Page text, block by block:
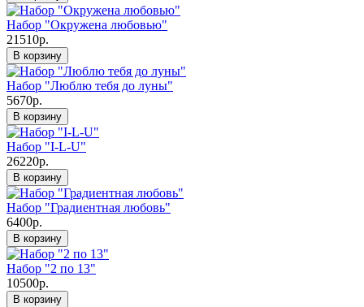
Набор "Окружена любовью"
21510р.
В корзину
Набор "Люблю тебя до луны"
5670р.
В корзину
Набор "I-L-U"
26220р.
В корзину
Набор "Градиентная любовь"
6400р.
В корзину
Набор "2 по 13"
10500р.
В корзину